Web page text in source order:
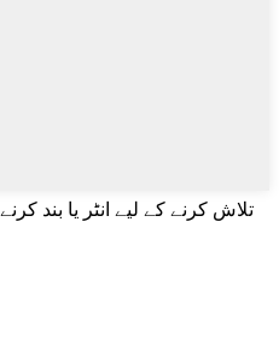
تلاش کرنے کے لیے انٹر یا بند کرنے